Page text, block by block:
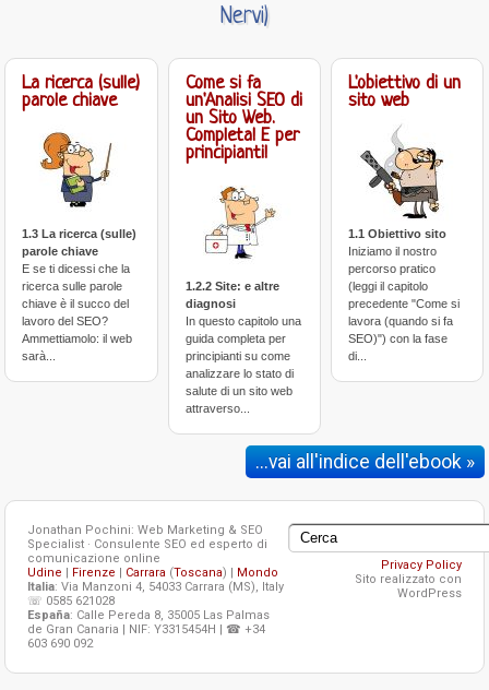
Nervi)
La ricerca (sulle)
parole chiave
1.3 La ricerca (sulle)
parole chiave
E se ti dicessi che la
ricerca sulle parole
chiave è il succo del
lavoro del SEO?
Ammettiamolo: il web
sarà...
Come si fa
un'Analisi SEO di
un Sito Web.
Completa! E per
principianti!
1.2.2 Site: e altre
diagnosi
In questo capitolo una
guida completa per
principianti su come
analizzare lo stato di
salute di un sito web
attraverso...
L'obiettivo di un
sito web
1.1 Obiettivo sito
Iniziamo il nostro
percorso pratico
(leggi il capitolo
precedente "Come si
lavora (quando si fa
SEO)") con la fase
di...
...vai all'indice dell'ebook »
Jonathan Pochini: Web Marketing & SEO
Specialist · Consulente SEO ed esperto di
comunicazione online
Udine | Firenze | Carrara (Toscana) | Mondo
Italia: Via Manzoni 4, 54033 Carrara (MS), Italy
☏ 0585 621028
España: Calle Pereda 8, 35005 Las Palmas
de Gran Canaria | NIF: Y3315454H | ☎ +34
603 690 092
Privacy Policy
Sito realizzato con
WordPress